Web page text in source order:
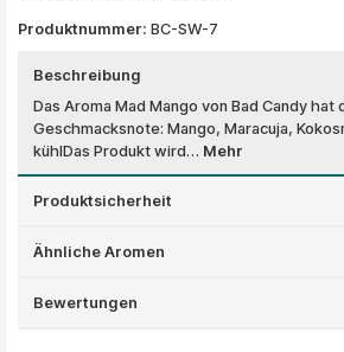
Produktnummer: BC-SW-7
Beschreibung
Das Aroma Mad Mango von Bad Candy hat
Geschmacksnote: Mango, Maracuja,
kühlDas Produkt wird… Mehr
Produktsicherheit
Ähnliche Aromen
Bewertungen